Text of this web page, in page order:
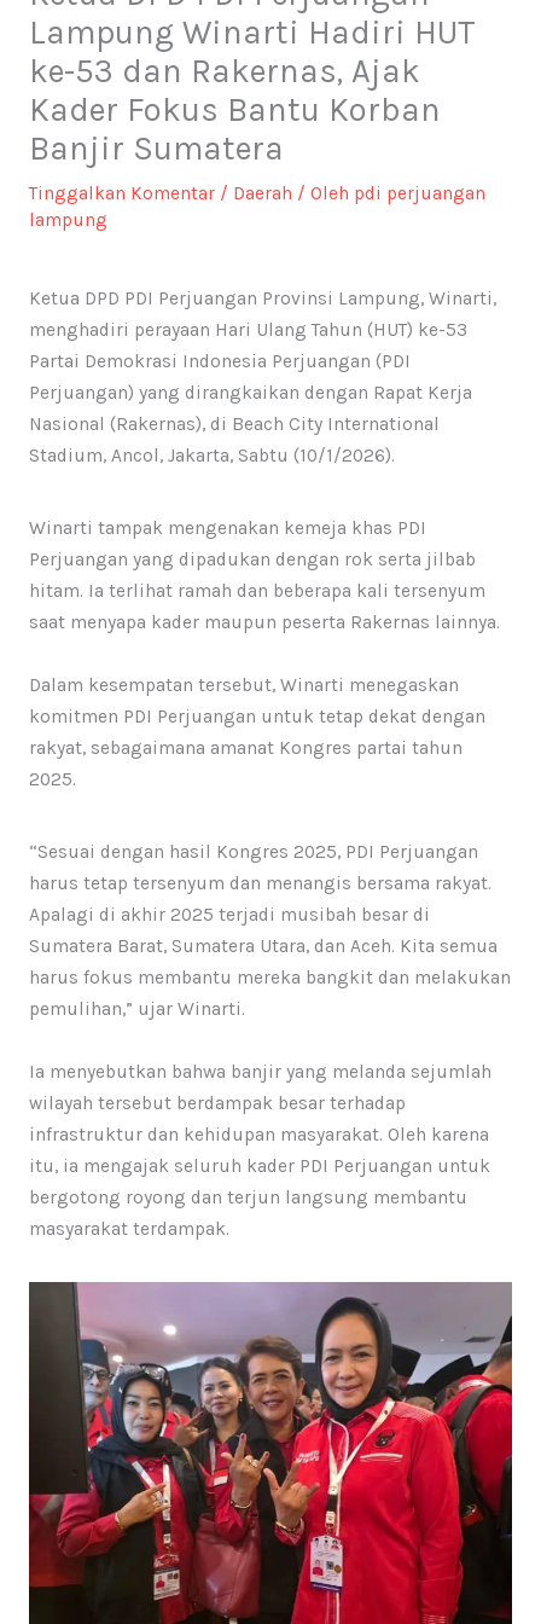
Lampung Winarti Hadiri HUT
ke-53 dan Rakernas, Ajak
Kader Fokus Bantu Korban
Banjir Sumatera
Tinggalkan Komentar / Daerah / Oleh pdi perjuangan
lampung
Ketua DPD PDI Perjuangan Provinsi Lampung, Winarti,
menghadiri perayaan Hari Ulang Tahun (HUT) ke-53
Partai Demokrasi Indonesia Perjuangan (PDI
Perjuangan) yang dirangkaikan dengan Rapat Kerja
Nasional (Rakernas), di Beach City International
Stadium, Ancol, Jakarta, Sabtu (10/1/2026).
Winarti tampak mengenakan kemeja khas PDI
Perjuangan yang dipadukan dengan rok serta jilbab
hitam. Ia terlihat ramah dan beberapa kali tersenyum
saat menyapa kader maupun peserta Rakernas lainnya.
Dalam kesempatan tersebut, Winarti menegaskan
komitmen PDI Perjuangan untuk tetap dekat dengan
rakyat, sebagaimana amanat Kongres partai tahun
2025.
“Sesuai dengan hasil Kongres 2025, PDI Perjuangan
harus tetap tersenyum dan menangis bersama rakyat.
Apalagi di akhir 2025 terjadi musibah besar di
Sumatera Barat, Sumatera Utara, dan Aceh. Kita semua
harus fokus membantu mereka bangkit dan melakukan
pemulihan,” ujar Winarti.
Ia menyebutkan bahwa banjir yang melanda sejumlah
wilayah tersebut berdampak besar terhadap
infrastruktur dan kehidupan masyarakat. Oleh karena
itu, ia mengajak seluruh kader PDI Perjuangan untuk
bergotong royong dan terjun langsung membantu
masyarakat terdampak.